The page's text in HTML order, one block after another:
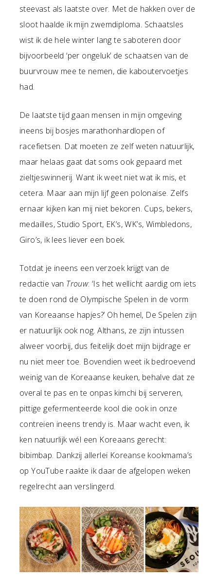
steevast als laatste over. Met de hakken over de
sloot haalde ik mijn zwemdiploma. Schaatsles
wist ik de hele winter lang te saboteren door
bijvoorbeeld ‘per ongeluk’ de schaatsen van de
buurvrouw mee te nemen, die kaboutervoetjes
had.
De laatste tijd gaan mensen in mijn omgeving
ineens bij bosjes marathonhardlopen of
racefietsen. Dat moeten ze zelf weten natuurlijk,
maar helaas gaat dat soms ook gepaard met
zieltjeswinnerij. Want ik weet niet wat ik mis, et
cetera. Maar aan mijn lijf geen polonaise. Zelfs
ernaar kijken kan mij niet bekoren. Cups, bekers,
medailles, Studio Sport, EK’s, WK’s, Wimbledons,
Giro’s, ik lees liever een boek.
Totdat je ineens een verzoek krijgt van de
redactie van Trouw: ‘Is het wellicht aardig om iets
te doen rond de Olympische Spelen in de vorm
van Koreaanse hapjes?’ Oh hemel, De Spelen zijn
er natuurlijk ook nog. Althans, ze zijn intussen
alweer voorbij, dus feitelijk doet mijn bijdrage er
nu niet meer toe. Bovendien weet ik bedroevend
weinig van de Koreaanse keuken, behalve dat ze
overal te pas en te onpas kimchi bij serveren,
pittige gefermenteerde kool die ook in onze
contreien ineens trendy is. Maar wacht even, ik
ken natuurlijk wél een Koreaans gerecht:
bibimbap. Dankzij allerlei Koreanse kookmama’s
op YouTube raakte ik daar de afgelopen weken
regelrecht aan verslingerd.